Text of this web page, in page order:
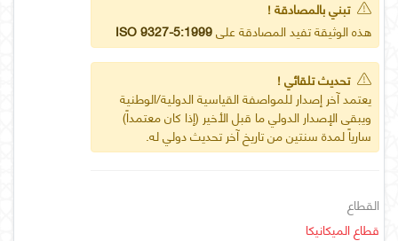
تبني بالمصادقة !
هذه الوثيقة تفيد المصادقة علىISO 9327-5:1999
تحديث تلقائي !
يعتمد آخر إصدار للمواصفة القياسية الدولية/الوطنية
ويبقى الإصدار الدولي ما قبل الأخير (إذا كان معتمداً)
سارياً لمدة سنتين من تاريخ آخر تحديث دولي له.
القطاع
قطاع الميكانيكا